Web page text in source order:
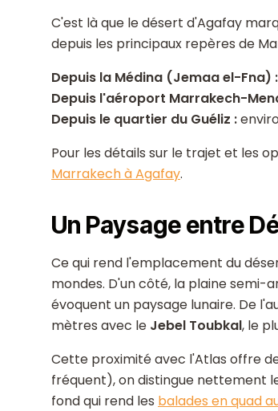
C'est là que le désert d'Agafay
depuis les principaux repères de
Depuis la Médina (Jemaa el-Fna) :
Depuis l'aéroport Marrakech-
Depuis le quartier du Guéliz :
Pour les détails sur le trajet et les
Marrakech à Agafay.
Un Paysage entre
Ce qui rend l'emplacement du
mondes. D'un côté, la plaine semi-
évoquent un paysage lunaire. De
mètres avec le Jebel Toubkal, le
Cette proximité avec l'Atlas offre
fréquent), on distingue nettement
fond qui rend les balades en quad